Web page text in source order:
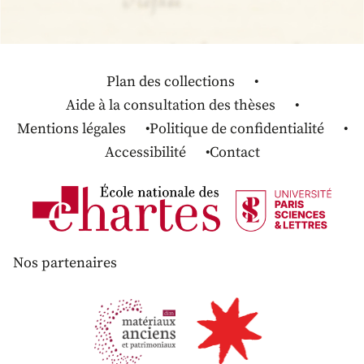
Plan des collections
Aide à la consultation des thèses
Mentions légales
Politique de confidentialité
Accessibilité
Contact
Nos partenaires